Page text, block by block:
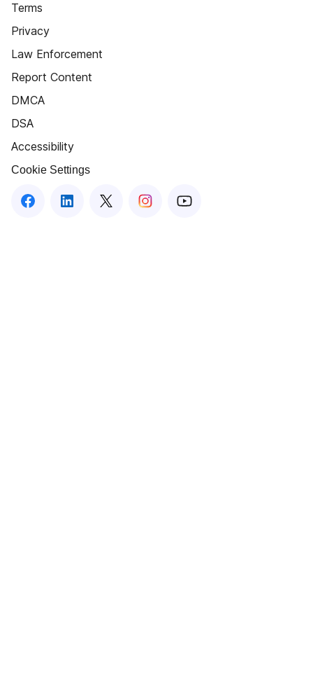
Terms
Privacy
Law Enforcement
Report Content
DMCA
DSA
Accessibility
Cookie Settings